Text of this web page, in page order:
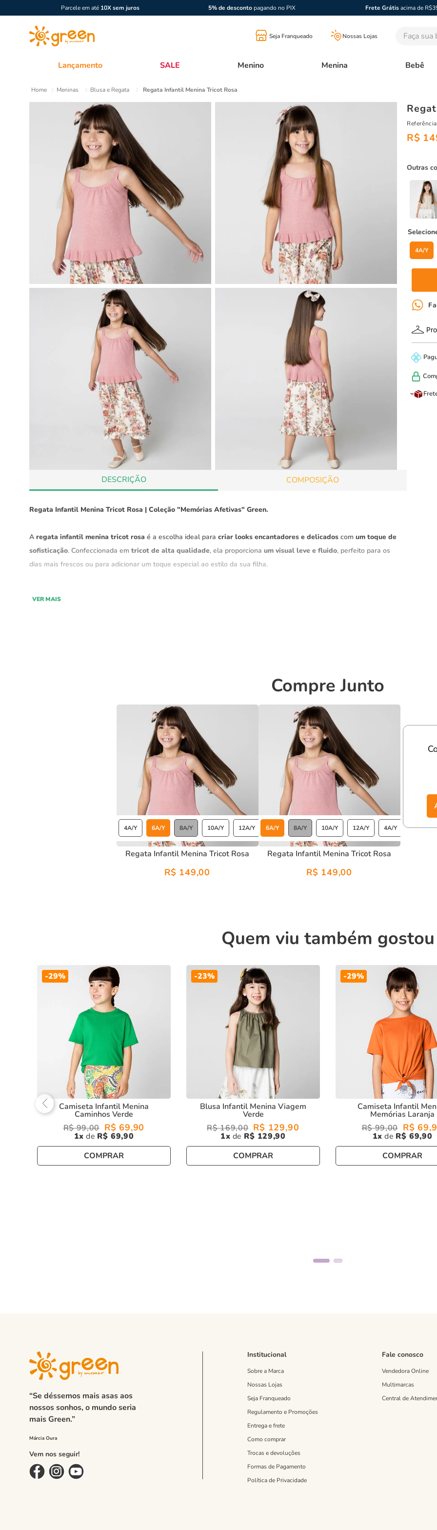
Parcele em até 10X sem juros 5% de descontopagando no PIX Frete Grátisacima de
Seja Franqueado Nossas Lojas Faça sua
Lançamento SALE Menino Menina Bebê
Meninas Blusa e Regata Regata Infantil Menina Tricot Rosa
DESCRIÇÃO COMPOSIÇÃO
Regata Infantil Menina Tricot Rosa | Coleção "Memórias Afetivas" Green.
A regata infantil menina tricot rosa é a escolha ideal para criar looks encantadores e delicados com um toque de
sofisticação. Confeccionada em tricot de alta qualidade, ela proporciona um visual leve e fluido, perfeito para os
dias mais frescos ou para adicionar um toque especial ao estilo da sua filha.
Perfeita para criar visuais sofisticados e cheios de charme.
Ideal para o dia a dia, oferecendo um visual encantador e confortável.
regata infantil menina tricot rosa, sua filha estará pronta para com umlook cheio de estilo e
VER MAIS
Referência
R$
Outras
4A/Y
Compre Junto
4A/Y 6A/Y 8A/Y 10A/Y 12A/Y
Regata Infantil Menina Tricot Rosa
R$ 149,00
6A/Y 8A/Y 10A/Y 12A/Y 4A/Y
Regata Infantil Menina Tricot Rosa
R$ 149,00
Quem viu também gostou
-29%
Camiseta Infantil Menina
Caminhos Verde
R$ 99,00 R$ 69,90
1 R$ 69,90
COMPRAR
-23%
Blusa Infantil Menina Viagem
Verde
R$ 169,00 R$ 129,90
1 R$ 129,90
COMPRAR
-29%
Camiseta Infantil
Memórias Laranja
R$ 99,00 R$ 69,
1 R$ 69,90
COMPRAR
“Se déssemos mais asas aos
nossos sonhos, o mundo seria
mais Green.”
Vem nos seguir!
Institucional
Sobre a Marca
Nossas Lojas
Seja Franqueado
Regulamento e Promoções
Entrega e frete
Como comprar
Trocas e devoluções
Formas de Pagamento
Política de Privacidade
Fale conosco
Vendedora Online
Multimarcas
Central de